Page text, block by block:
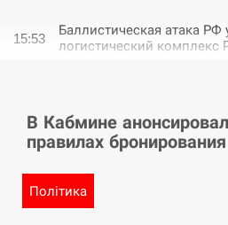
15:53
Баллистическая атака РФ
логистический комплекс
15:40
У Німеччині удар
місто в Баварії
СЕРПЕНЬ
В Кабмине
правилах бронирования
Політика